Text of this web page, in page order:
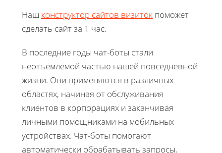
Наш конструктор сайтов визиток поможет
сделать сайт за 1 час.
В последние годы чат-боты стали
неотъемлемой частью нашей повседневной
жизни. Они применяются в различных
областях, начиная от обслуживания
клиентов в корпорациях и заканчивая
личными помощниками на мобильных
устройствах. Чат-боты помогают
автоматически обрабатывать запросы,